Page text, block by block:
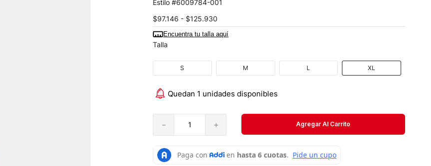
6009784-001
$97.146 - $125.930
Encuentra tu talla aquí
Talla
S M L XL
Quedan 1 unidades disponibles
＋
－ Agregar Al Carrito
Velociti Distance
Basketball
Velociti
Short